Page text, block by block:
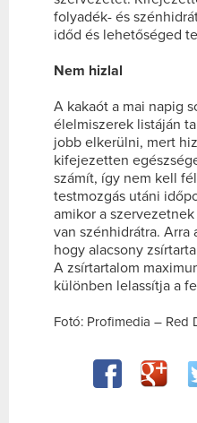
folyadék- és
időd és lehetőséged
Nem hizlal
A kakaót a mai napig
élelmiszerek listáján
jobb elkerülni, mert
kifejezetten
számít, így nem kell
testmozgás utáni
amikor a
van szénhidrátra. Arra
hogy alacsony
A zsírtartalom
különben lelassítja a
Fotó: Profimedia – Red